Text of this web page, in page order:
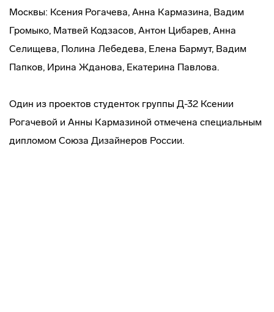
Москвы: Ксения Рогачева, Анна Кармазина, Вадим
Громыко, Матвей Кодзасов, Антон Цибарев, Анна
Селищева, Полина Лебедева, Елена Бармут, Вадим
Папков, Ирина Жданова, Екатерина Павлова.
Один из проектов студенток группы Д-32 Ксении
Рогачевой и Анны Кармазиной отмечена специальным
дипломом Союза Дизайнеров России.